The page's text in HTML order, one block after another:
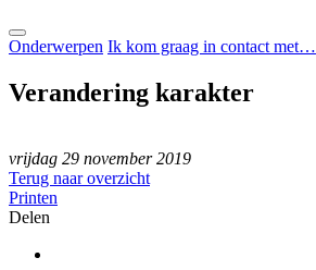
Onderwerpen Ik kom graag in contact met…
Verandering karakter
vrijdag 29 november 2019
Terug naar overzicht
Printen
Delen